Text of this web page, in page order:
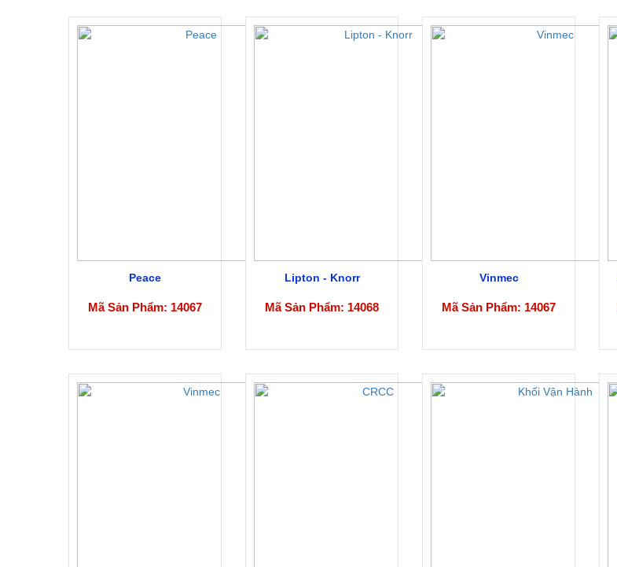
Peace
Mã Sản Phẩm: 14067
Lipton - Knorr
Mã Sản Phẩm: 14068
Vinmec
Mã Sản Phẩm: 14067